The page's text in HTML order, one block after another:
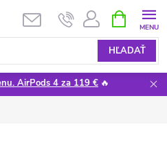
HĽADAŤ
KOŠÍK
AirPods 4 za 119 € 🔥